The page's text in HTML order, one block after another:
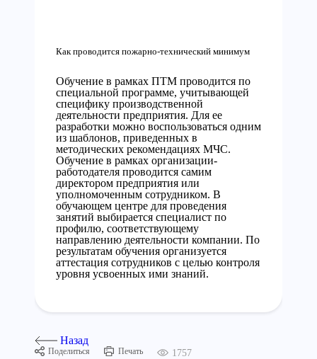
Как проводится пожарно-технический минимум
Обучение в рамках ПТМ проводится по
специальной программе, учитывающей
специфику производственной
деятельности предприятия. Для ее
разработки можно воспользоваться одним
из шаблонов, приведенных в
методических рекомендациях МЧС.
Обучение в рамках организации-
работодателя проводится самим
директором предприятия или
уполномоченным сотрудником. В
обучающем центре для проведения
занятий выбирается специалист по
профилю, соответствующему
направлению деятельности компании. По
результатам обучения организуется
аттестация сотрудников с целью контроля
уровня усвоенных ими знаний.
Назад
Поделиться Печать 1757